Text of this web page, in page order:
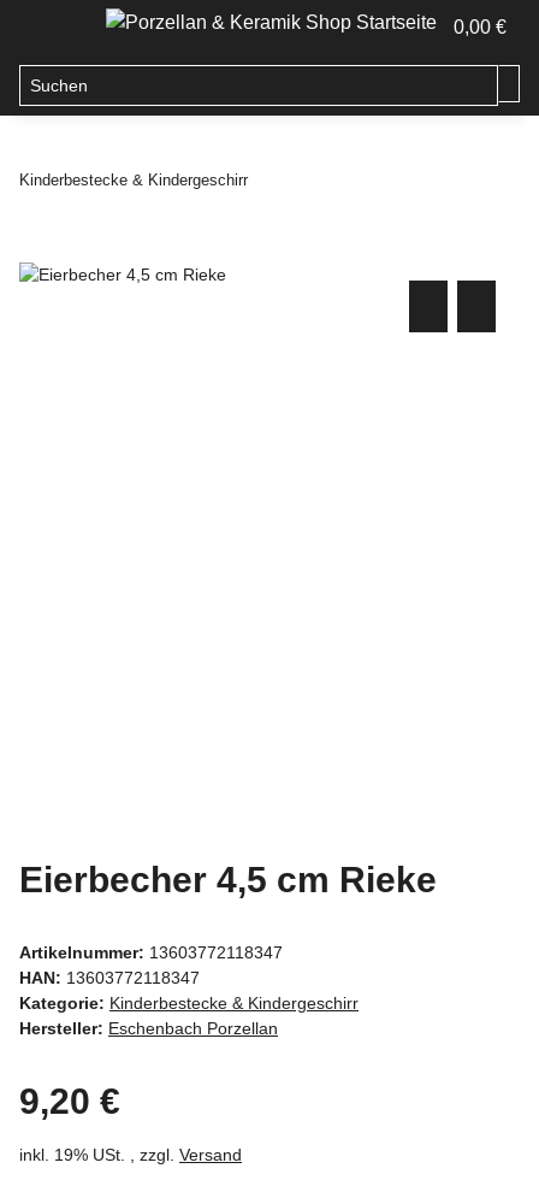
0,00 €
Kinderbestecke & Kindergeschirr
Eierbecher 4,5 cm Rieke
Artikelnummer: 13603772118347
HAN: 13603772118347
Kategorie: Kinderbestecke & Kindergeschirr
Hersteller: Eschenbach Porzellan
9,20 €
inkl. 19% USt. , zzgl. Versand